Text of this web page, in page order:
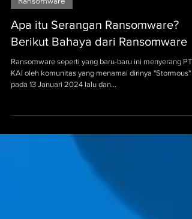
Feb 15, 2024
3 min read
Ransomware
Apa itu Serangan Ransomware?
KAI oleh komunitas yang menamai dirinya "Stormous"
pada 13 Januari 2024 lalu dan...